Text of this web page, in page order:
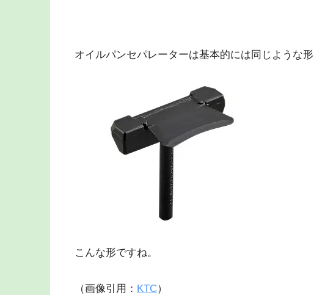
オイルパンセパレーターは基本的には同じような形
こんな形ですね。
（画像引用： KTC）